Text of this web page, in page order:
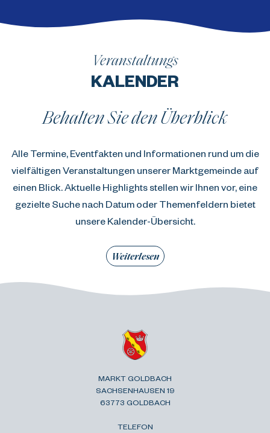
Veranstaltungs
KALENDER
Behalten Sie den Überblick
Alle Termine, Eventfakten und Informationen rund um die
vielfältigen Veranstaltungen unserer Marktgemeinde auf
einen Blick. Aktuelle Highlights stellen wir Ihnen vor, eine
gezielte Suche nach Datum oder Themenfeldern bietet
unsere Kalender-Übersicht.
Weiterlesen
MARKT GOLDBACH
SACHSENHAUSEN 19
63773 GOLDBACH
TELEFON